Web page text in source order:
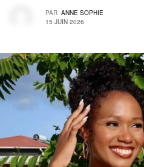
PAR ANNE SOPHIE
15 JUIN 2026